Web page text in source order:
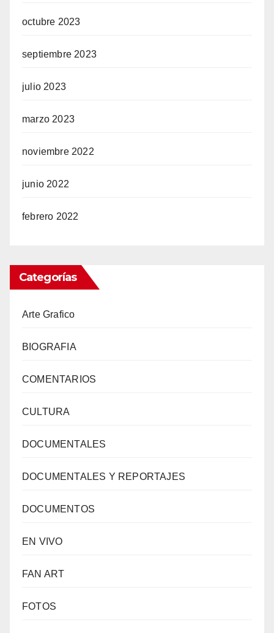
octubre 2023
septiembre 2023
julio 2023
marzo 2023
noviembre 2022
junio 2022
febrero 2022
Categorías
Arte Grafico
BIOGRAFIA
COMENTARIOS
CULTURA
DOCUMENTALES
DOCUMENTALES Y REPORTAJES
DOCUMENTOS
EN VIVO
FAN ART
FOTOS